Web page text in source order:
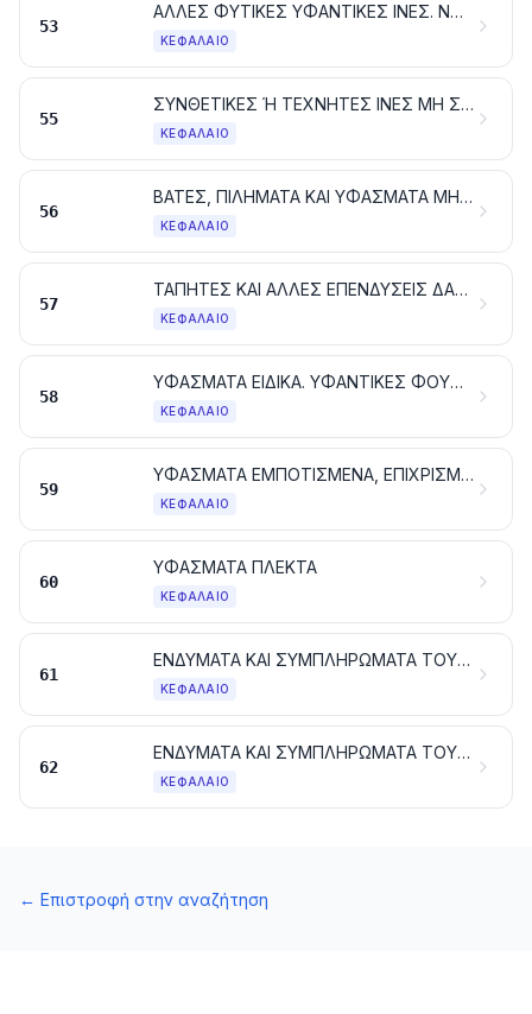
53
ΑΛΛΕΣ ΦΥΤΙΚΕΣ ΥΦΑΝΤΙΚΕΣ ΙΝΕΣ. ΝΗΜΑΤΑ ΑΠΟ ΧΑΡΤΙ ΚΑΙ ΥΦΑΣΜΑΤΑ ΑΠΟ ΝΗΜΑΤΑ ΑΠΟ ΧΑΡΤΙ
ΚΕΦΆΛΑΙΟ
55
ΣΥΝΘΕΤΙΚΕΣ Ή ΤΕΧΝΗΤΕΣ ΙΝΕΣ ΜΗ ΣΥΝΕΧΕΙΣ
ΚΕΦΆΛΑΙΟ
56
ΒΑΤΕΣ, ΠΙΛΗΜΑΤΑ ΚΑΙ ΥΦΑΣΜΑΤΑ ΜΗ ΥΦΑΣΜΕΝΑ. ΝΗΜΑΤΑ ΕΙΔΙΚΑ. ΣΠΑΓΚΟΙ, ΣΧΟΙΝΙΑ ΚΑΙ ΧΟΝΤΡΑ ΣΧΟΙΝΙΑ. ΕΙΔΗ ΣΧΟΙΝΟΠΟΙΙΑΣ
ΚΕΦΆΛΑΙΟ
57
ΤΑΠΗΤΕΣ ΚΑΙ ΑΛΛΕΣ ΕΠΕΝΔΥΣΕΙΣ ΔΑΠΕΔΟΥ ΑΠΟ ΥΦΑΝΤΙΚΕΣ ΥΛΕΣ
ΚΕΦΆΛΑΙΟ
58
ΥΦΑΣΜΑΤΑ ΕΙΔΙΚΑ. ΥΦΑΝΤΙΚΕΣ ΦΟΥΝΤΩΤΕΣ ΕΠΙΦΑΝΕΙΕΣ. ΔΑΝΤΕΛΕΣ. ΕΙΔΗ ΕΠΙΣΤΡΩΣΗΣ. ΕΙΔΗ ΤΑΙΝΙΟΠΛΕΚΤΙΚΗΣ. ΚΕΝΤΗΜΑΤΑ
ΚΕΦΆΛΑΙΟ
59
ΥΦΑΣΜΑΤΑ ΕΜΠΟΤΙΣΜΕΝΑ, ΕΠΙΧΡΙΣΜΕΝΑ, ΕΠΙΚΑΛΥΜΜΕΝΑ Ή ΜΕ ΑΠΑΝΩΤΕΣ ΣΤΡΩΣΕΙΣ. ΕΙΔΗ ΓΙΑ ΤΕΧΝΙΚΕΣ ΧΡΗΣΕΙΣ ΑΠΟ ΥΦΑΝΤΙΚΕΣ ΥΛΕΣ
ΚΕΦΆΛΑΙΟ
60
ΥΦΑΣΜΑΤΑ ΠΛΕΚΤΑ
ΚΕΦΆΛΑΙΟ
61
ΕΝΔΥΜΑΤΑ ΚΑΙ ΣΥΜΠΛΗΡΩΜΑΤΑ ΤΟΥ ΕΝΔΥΜΑΤΟΣ, ΠΛΕΚΤΑ
ΚΕΦΆΛΑΙΟ
62
ΕΝΔΥΜΑΤΑ ΚΑΙ ΣΥΜΠΛΗΡΩΜΑΤΑ ΤΟΥ ΕΝΔΥΜΑΤΟΣ, ΑΛΛΑ ΑΠΟ ΤΑ ΠΛΕΚΤΑ
ΚΕΦΆΛΑΙΟ
← Επιστροφή στην αναζήτηση